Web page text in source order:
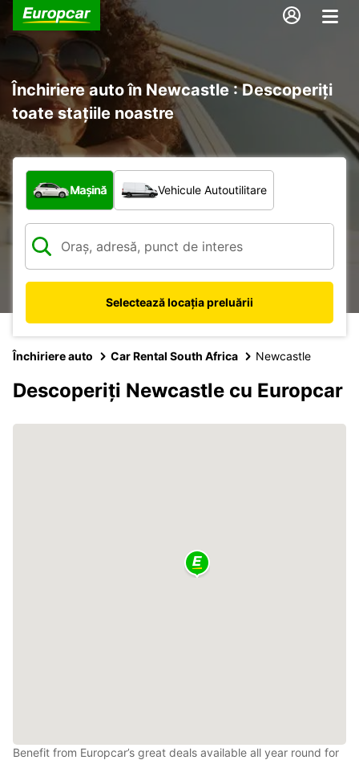
Închiriere auto în Newcastle : Descoperiți
toate stațiile noastre
Ce tip de vehicul?
Mașină Vehicule Autoutilitare
Selectează locația preluării
Închiriere auto Car Rental South Africa Newcastle
Descoperiți Newcastle cu Europcar
Benefit from Europcar’s great deals available all year round for